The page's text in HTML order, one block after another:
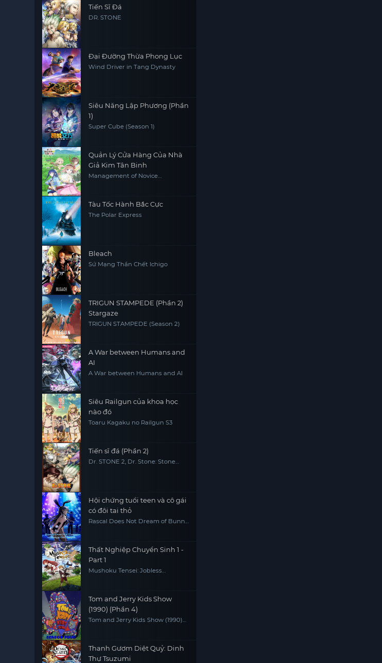
Tiến Sĩ Đá
DR. STONE
Đại Đường Thừa Phong Lục
Wind Driver in Tang Dynasty
Siêu Năng Lập Phương (Phần
1)
Super Cube (Season 1)
Quản Lý Cửa Hàng Của Nhà
Giả Kim Tân Binh
Management of Novice
Tàu Tốc Hành Bắc Cực
The Polar Express
Bleach
Sứ Mạng Thần Chết Ichigo
TRIGUN STAMPEDE (Phần 2)
Stargaze
TRIGUN STAMPEDE (Season 2)
A War between Humans and
AI
A War between Humans and AI
Siêu Railgun của khoa học
nào đó
Toaru Kagaku no Railgun S3
Tiến sĩ đá (Phần 2)
Dr. STONE 2, Dr. Stone: Stone
Hội chứng tuổi teen và cô gái
có đôi tai thỏ
Rascal Does Not Dream of Bunny
Thất Nghiệp Chuyển Sinh 1 -
Part 1
Mushoku Tensei: Jobless
Tom and Jerry Kids Show
(1990) (Phần 4)
Tom and Jerry Kids Show (1990)
Thanh Gươm Diệt Quỷ: Dinh
Thự Tsuzumi